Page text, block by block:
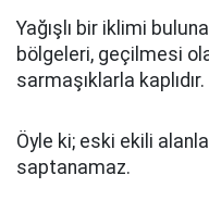
Yağışlı bir iklimi
bölgeleri, geçilmesi
sarmaşıklarla kaplıdır.
Öyle ki; eski ekili
saptanamaz.